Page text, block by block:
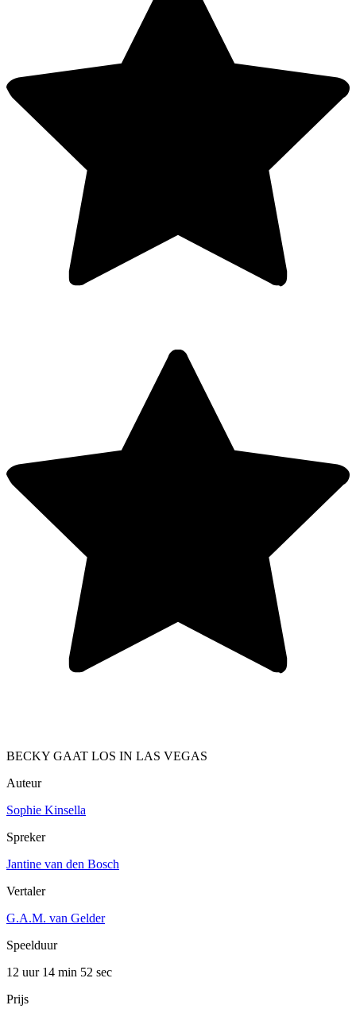
BECKY GAAT LOS IN LAS VEGAS
Auteur
Sophie Kinsella
Spreker
Jantine van den Bosch
Vertaler
G.A.M. van Gelder
Speelduur
12 uur 14 min 52 sec
Prijs